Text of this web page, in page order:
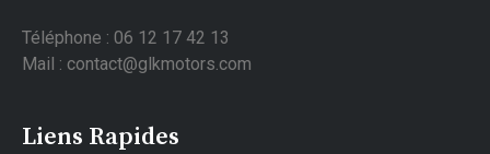
Téléphone : 06 12 17 42 13
Mail : contact@glkmotors.com
Liens Rapides